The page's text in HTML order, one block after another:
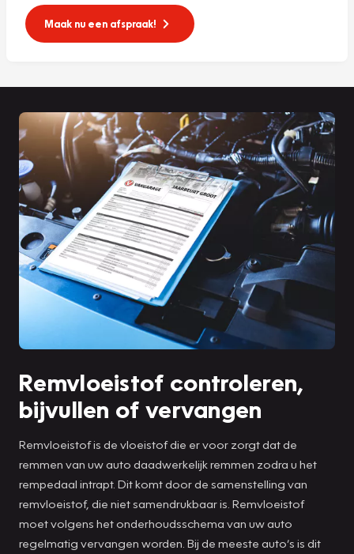
Maak nu een afspraak!
Remvloeistof controleren,
bijvullen of vervangen
Remvloeistof is de vloeistof die er voor zorgt dat de
remmen van uw auto daadwerkelijk remmen zodra u het
rempedaal intrapt. Dit komt door de samenstelling van
remvloeistof, die niet samendrukbaar is. Remvloeistof
moet volgens het onderhoudsschema van uw auto
regelmatig vervangen worden. Bij de meeste auto’s is dit